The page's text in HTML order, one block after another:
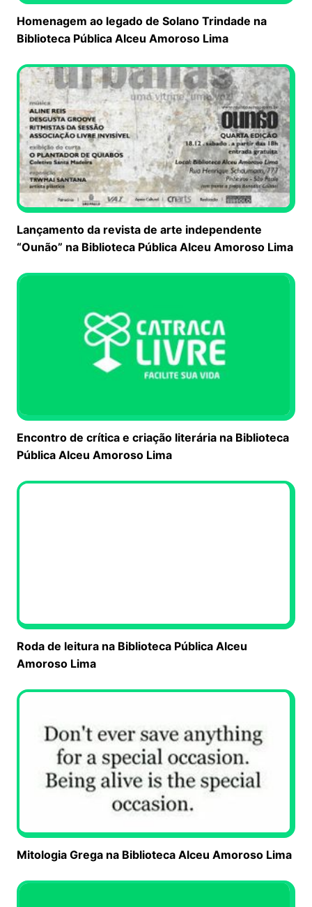
Homenagem ao legado de Solano Trindade na
Biblioteca Pública Alceu Amoroso Lima
Lançamento da revista de arte independente
“Ounão” na Biblioteca Pública Alceu Amoroso Lima
Encontro de crítica e criação literária na Biblioteca
Pública Alceu Amoroso Lima
Roda de leitura na Biblioteca Pública Alceu
Amoroso Lima
Mitologia Grega na Biblioteca Alceu Amoroso Lima